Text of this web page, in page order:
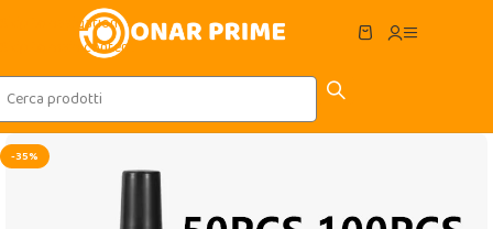
Skip to navigation
Skip to main content
-35%